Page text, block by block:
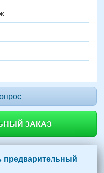
ЗАКАЗ
предварительный